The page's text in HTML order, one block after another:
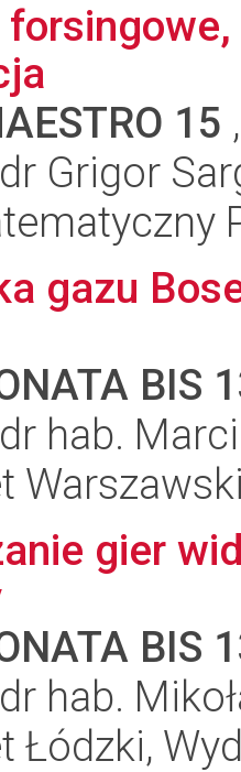
15
Grigor
gazu
BIS
hab.
gier
BIS
hab.
Łódzki,